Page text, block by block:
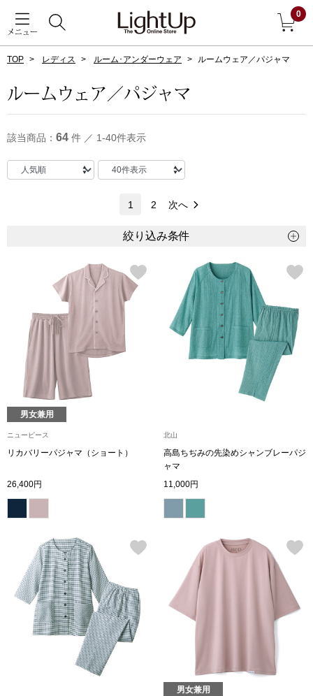
メニュー
0
すべて見る
アクセサリー
ン雑貨
戻る
アウター
その他
トップス
Tシャツ／カッ
ポロシャツ
ベスト
ボトムス
パンツ／スラ
TOP レディス ルーム･アンダーウェア ルームウェア／パジャマ
ルームウェア／パジャマ
該当商品： 64 件 ／ 1-40件表示
1 2 次へ
絞り込み条件
男女兼用
ニューピース
リカバリーパジャマ（ショート）
26,400円
北山
高島ちぢみの先染めシャンブレーパジ
ャマ
11,000円
男女兼用